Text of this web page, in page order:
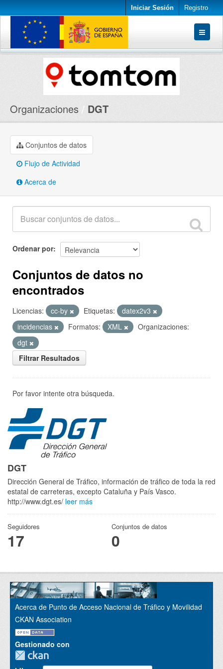
Iniciar Sesión Registro
Conjuntos de datos
Organizaciones
Organizaciones DGT
Conjuntos de datos
Flujo de Actividad
Acerca de
Ordenar por
Conjuntos de datos no
encontrados
Licencias: cc-by Etiquetas:
datex2v3
incidencias
Formatos: XML
Organizaciones:
dgt
Filtrar Resultados
Por favor intente otra búsqueda.
DGT
Dirección General de Tráfico, información de tráfico de toda la red
estatal de carreteras, excepto Cataluña y País Vasco.
http://www.dgt.es/ leer más
Seguidores
17
Conjuntos de datos
0
Acerca de Punto de Acceso Nacional de Tráfico y Movilidad
CKAN Association
Gestionado con